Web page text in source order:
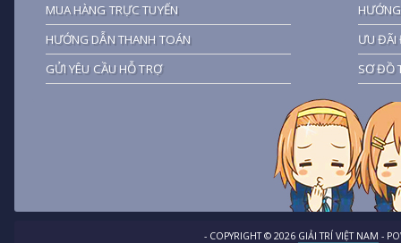
MUA HÀNG TRỰC TUYẾN
HƯỚNG DẪN THANH TOÁN
GỬI YÊU CẦU HỖ TRỢ
ƯU ĐÃI
SƠ ĐỒ
- COPYRIGHT © 2026 GIẢI TRÍ VIỆT NAM -